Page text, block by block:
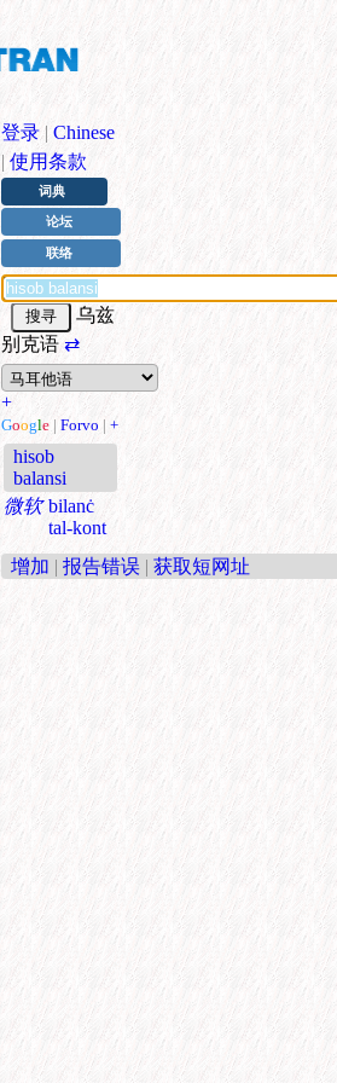
登录 | Chinese
| 使用条款
词典
论坛
联络
乌兹
别克语 ⇄
+
Google | Forvo | +
hisob
balansi
微软 bilanċ
tal-kont
增加 | 报告错误 | 获取短网址